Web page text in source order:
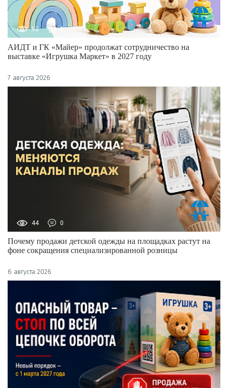
62 0
АИДТ и ГК «Майер» продолжат сотрудничество на
выставке «Игрушка Маркет» в 2027 году
7 августа 2026
44 0
Почему продажи детской одежды на площадках растут на
фоне сокращения специализированной розницы
6 августа 2026